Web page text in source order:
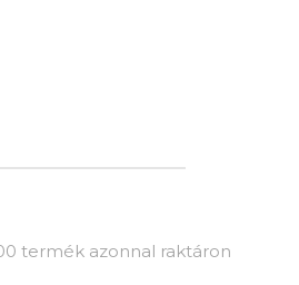
termék azonnal raktáron